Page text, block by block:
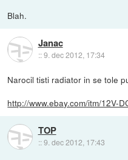
Blah.
Janac
::9. dec 2012, 17:34
Narocil tisti radiator in se tole
http://www.ebay.com/itm/12V-
TOP
::9. dec 2012, 17:43